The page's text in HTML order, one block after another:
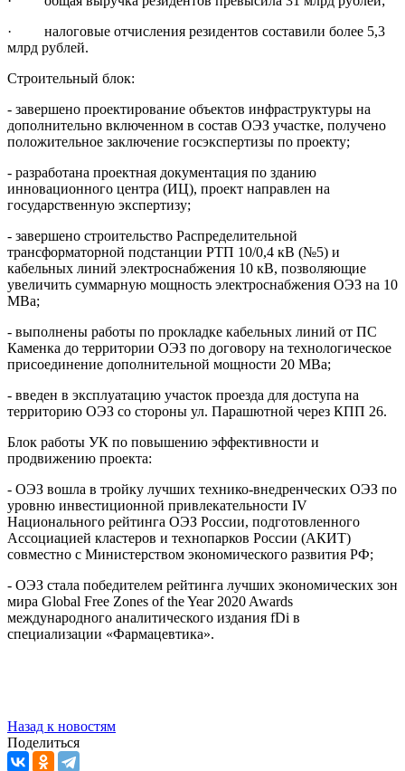
· налоговые отчисления резидентов составили более 5,3
млрд рублей.
Строительный блок:
- завершено проектирование объектов инфраструктуры на
дополнительно включенном в состав ОЭЗ участке, получено
положительное заключение госэкспертизы по проекту;
- разработана проектная документация по зданию
инновационного центра (ИЦ), проект направлен на
государственную экспертизу;
- завершено строительство Распределительной
трансформаторной подстанции РТП 10/0,4 кВ (№5) и
кабельных линий электроснабжения 10 кВ, позволяющие
увеличить суммарную мощность электроснабжения ОЭЗ на 10
МВа;
- выполнены работы по прокладке кабельных линий от ПС
Каменка до территории ОЭЗ по договору на технологическое
присоединение дополнительной мощности 20 МВа;
- введен в эксплуатацию участок проезда для доступа на
территорию ОЭЗ со стороны ул. Парашютной через КПП 26.
Блок работы УК по повышению эффективности и
продвижению проекта:
- ОЭЗ вошла в тройку лучших технико-внедренческих ОЭЗ по
уровню инвестиционной привлекательности IV
Национального рейтинга ОЭЗ России, подготовленного
Ассоциацией кластеров и технопарков России (АКИТ)
совместно с Министерством экономического развития РФ;
- ОЭЗ стала победителем рейтинга лучших экономических зон
мира Global Free Zones of the Year 2020 Awards
международного аналитического издания fDi в
специализации «Фармацевтика».
Назад к новостям
Поделиться